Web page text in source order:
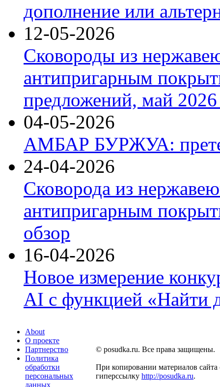
дополнение или
12-05-2026
Сковороды из
антипригарным
предложений, май 2026
04-05-2026
АМБАР БУРЖУА:
24-04-2026
Сковорода из
антипригарным
обзор
16-04-2026
Новое измерение
AI с функцией «Найти
About
О проекте
Партнерство
Политика
обработки
персональных
данных
© posudka.ru. Все права защищены.
При копировании материалов сайта
гиперссылку http://posudka.ru.